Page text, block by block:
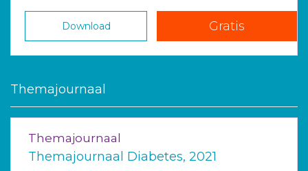
Download Gratis
Themajournaal
Themajournaal
Themajournaal Diabetes, 2021